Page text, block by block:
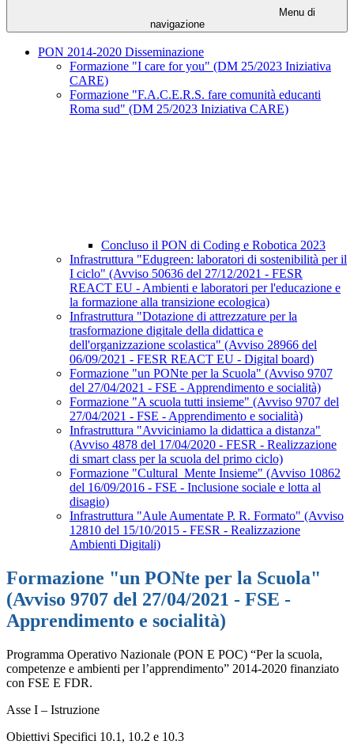
Menu di
navigazione
PON 2014-2020 Disseminazione
Formazione "I care for you" (DM 25/2023 Iniziativa
CARE)
Formazione "F.A.C.E.R.S. fare comunità educanti
Roma sud" (DM 25/2023 Iniziativa CARE)
Concluso il PON di Coding e Robotica 2023
Infrastruttura "Edugreen: laboratori di sostenibilità per il
I ciclo" (Avviso 50636 del 27/12/2021 - FESR
REACT EU - Ambienti e laboratori per l'educazione e
la formazione alla transizione ecologica)
Infrastruttura "Dotazione di attrezzature per la
trasformazione digitale della didattica e
dell'organizzazione scolastica" (Avviso 28966 del
06/09/2021 - FESR REACT EU - Digital board)
Formazione "un PONte per la Scuola" (Avviso 9707
del 27/04/2021 - FSE - Apprendimento e socialità)
Formazione "A scuola tutti insieme" (Avviso 9707 del
27/04/2021 - FSE - Apprendimento e socialità)
Infrastruttura "Avviciniamo la didattica a distanza"
(Avviso 4878 del 17/04/2020 - FESR - Realizzazione
di smart class per la scuola del primo ciclo)
Formazione "Cultural_Mente Insieme" (Avviso 10862
del 16/09/2016 - FSE - Inclusione sociale e lotta al
disagio)
Infrastruttura "Aule Aumentate P. R. Formato" (Avviso
12810 del 15/10/2015 - FESR - Realizzazione
Ambienti Digitali)
Formazione "un PONte per la Scuola"
(Avviso 9707 del 27/04/2021 - FSE -
Apprendimento e socialità)
Programma Operativo Nazionale (PON E POC) “Per la scuola,
competenze e ambienti per l’apprendimento” 2014-2020 finanziato
con FSE E FDR.
Asse I – Istruzione
Obiettivi Specifici 10.1, 10.2 e 10.3